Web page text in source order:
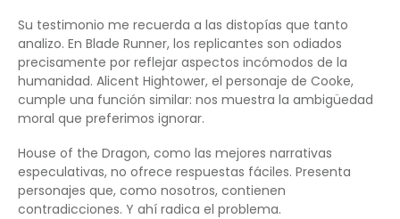
Su testimonio me recuerda a las distopías que tanto
analizo. En Blade Runner, los replicantes son odiados
precisamente por reflejar aspectos incómodos de la
humanidad. Alicent Hightower, el personaje de Cooke,
cumple una función similar: nos muestra la ambigüedad
moral que preferimos ignorar.
House of the Dragon, como las mejores narrativas
especulativas, no ofrece respuestas fáciles. Presenta
personajes que, como nosotros, contienen
contradicciones. Y ahí radica el problema.